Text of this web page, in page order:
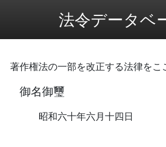
法令データベ
著作権法の一部を改正する法律をこ
御名御璽
昭和六十年六月十四日